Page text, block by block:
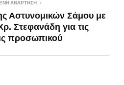
ΑΝΆΡΤΗΣΗ
Αστυνομικών Σάμου με
Στεφανάδη για τις
προσωπικού